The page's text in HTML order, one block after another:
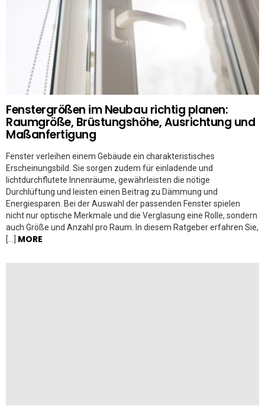
Fenstergrößen im Neubau richtig planen:
Raumgröße, Brüstungshöhe, Ausrichtung und
Maßanfertigung
Fenster verleihen einem Gebäude ein charakteristisches
Erscheinungsbild. Sie sorgen zudem für einladende und
lichtdurchflutete Innenräume, gewährleisten die nötige
Durchlüftung und leisten einen Beitrag zu Dämmung und
Energiesparen. Bei der Auswahl der passenden Fenster spielen
nicht nur optische Merkmale und die Verglasung eine Rolle, sondern
auch Größe und Anzahl pro Raum. In diesem Ratgeber erfahren Sie,
[…] MORE